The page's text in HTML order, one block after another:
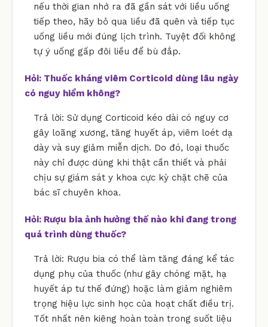
nếu thời gian nhớ ra đã gần sát với liều uống
tiếp theo, hãy bỏ qua liều đã quên và tiếp tục
uống liều mới đúng lịch trình. Tuyệt đối không
tự ý uống gấp đôi liều để bù đắp.
Hỏi: Thuốc kháng viêm Corticoid dùng lâu ngày
có nguy hiểm không?
Trả lời: Sử dụng Corticoid kéo dài có nguy cơ
gây loãng xương, tăng huyết áp, viêm loét dạ
dày và suy giảm miễn dịch. Do đó, loại thuốc
này chỉ được dùng khi thật cần thiết và phải
chịu sự giám sát y khoa cực kỳ chặt chẽ của
bác sĩ chuyên khoa.
Hỏi: Rượu bia ảnh hưởng thế nào khi đang trong
quá trình dùng thuốc?
Trả lời: Rượu bia có thể làm tăng đáng kể tác
dụng phụ của thuốc (như gây chóng mặt, hạ
huyết áp tư thế đứng) hoặc làm giảm nghiêm
trọng hiệu lực sinh học của hoạt chất điều trị.
Tốt nhất nên kiêng hoàn toàn trong suốt liệu